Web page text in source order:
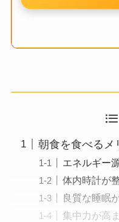
朝食を食べるメ
エネルギー
体内時計が
良質な睡眠
集中力が高